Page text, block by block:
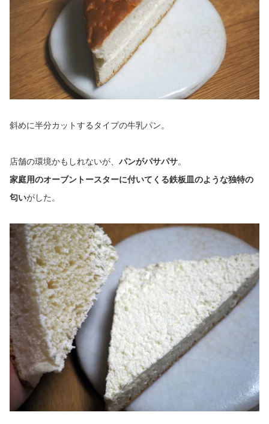
斜めに半分カットするタイプの牛乳パン。
店舗の環境かもしれないが、 パンがパサパサ。
家庭用のオーブントースターに付いてくる鉄板皿のような独特の
匂いがした。